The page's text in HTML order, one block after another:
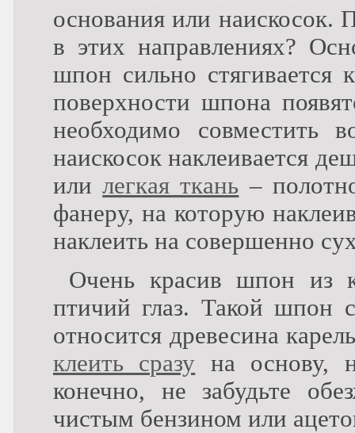
основания или наискосок.
в этих направлениях?
шпон сильно
поверхности шпона
необходимо совместить
наискосок наклеивается
илилегкая ткань –
фанеру, на которую
наклеить на совершенно
Очень красив шпон из
птичий глаз. Такой шпон
относится древесина
клеить сразу на основу,
конечно, не забудьте
чистым бензином или